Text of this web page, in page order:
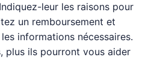
leur les raisons pour
un remboursement et
informations nécessaires.
plus ils pourront vous aider